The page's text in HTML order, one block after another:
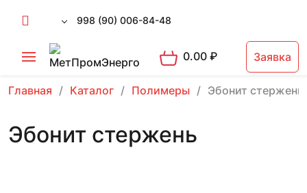
998 (90) 006-84-48
0.00₽ Заявка
Главная Каталог Полимеры Эбонит стержень
Эбонит стержень